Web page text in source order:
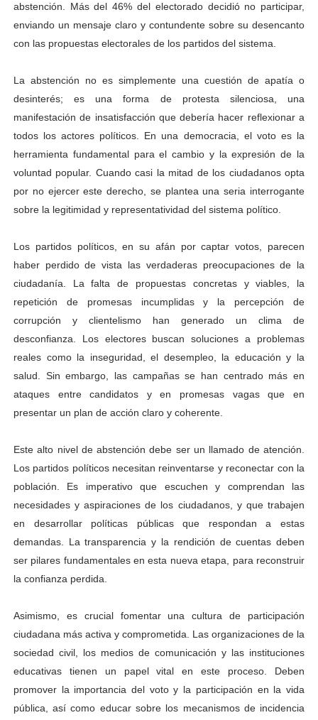
abstención. Más del 46% del electorado decidió no participar,
enviando un mensaje claro y contundente sobre su desencanto
con las propuestas electorales de los partidos del sistema.
La abstención no es simplemente una cuestión de apatía o
desinterés; es una forma de protesta silenciosa, una
manifestación de insatisfacción que debería hacer reflexionar a
todos los actores políticos. En una democracia, el voto es la
herramienta fundamental para el cambio y la expresión de la
voluntad popular. Cuando casi la mitad de los ciudadanos opta
por no ejercer este derecho, se plantea una seria interrogante
sobre la legitimidad y representatividad del sistema político.
Los partidos políticos, en su afán por captar votos, parecen
haber perdido de vista las verdaderas preocupaciones de la
ciudadanía. La falta de propuestas concretas y viables, la
repetición de promesas incumplidas y la percepción de
corrupción y clientelismo han generado un clima de
desconfianza. Los electores buscan soluciones a problemas
reales como la inseguridad, el desempleo, la educación y la
salud. Sin embargo, las campañas se han centrado más en
ataques entre candidatos y en promesas vagas que en
presentar un plan de acción claro y coherente.
Este alto nivel de abstención debe ser un llamado de atención.
Los partidos políticos necesitan reinventarse y reconectar con la
población. Es imperativo que escuchen y comprendan las
necesidades y aspiraciones de los ciudadanos, y que trabajen
en desarrollar políticas públicas que respondan a estas
demandas. La transparencia y la rendición de cuentas deben
ser pilares fundamentales en esta nueva etapa, para reconstruir
la confianza perdida.
Asimismo, es crucial fomentar una cultura de participación
ciudadana más activa y comprometida. Las organizaciones de la
sociedad civil, los medios de comunicación y las instituciones
educativas tienen un papel vital en este proceso. Deben
promover la importancia del voto y la participación en la vida
pública, así como educar sobre los mecanismos de incidencia